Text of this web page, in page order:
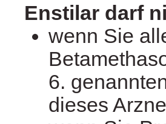
Enstilar darf
wenn Sie
6.
dieses